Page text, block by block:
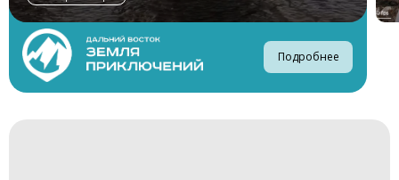
Подробнее